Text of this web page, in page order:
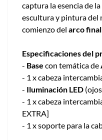
captura la esencia de
escultura y pintura del
comienzo del arco final
Especificaciones del
- Base con temática de
- 1 x cabeza
- Iluminación LED
- 1 x cabeza
EXTRA]
- 1 x soporte para la